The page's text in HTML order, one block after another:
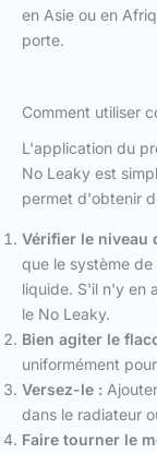
en Asie ou en
porte.
Comment utiliser
L'application du
No Leaky est
permet d'obtenir
Vérifier le niveau
que le système
liquide. S'il n'y en
le No Leaky.
Bien agiter le
uniformément
Versez-le :
dans le radiateur
Faire tourner le